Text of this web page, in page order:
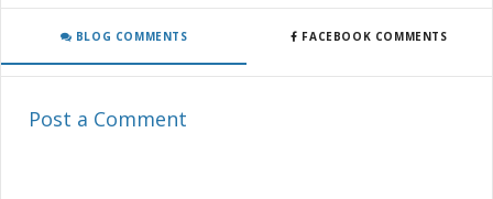
BLOG COMMENTS FACEBOOK COMMENTS
Post a Comment